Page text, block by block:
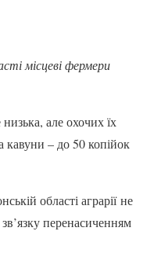
місцеві фермери
але охочих їх
кавуни – до 50 копійок
області аграрії не
перенасиченням